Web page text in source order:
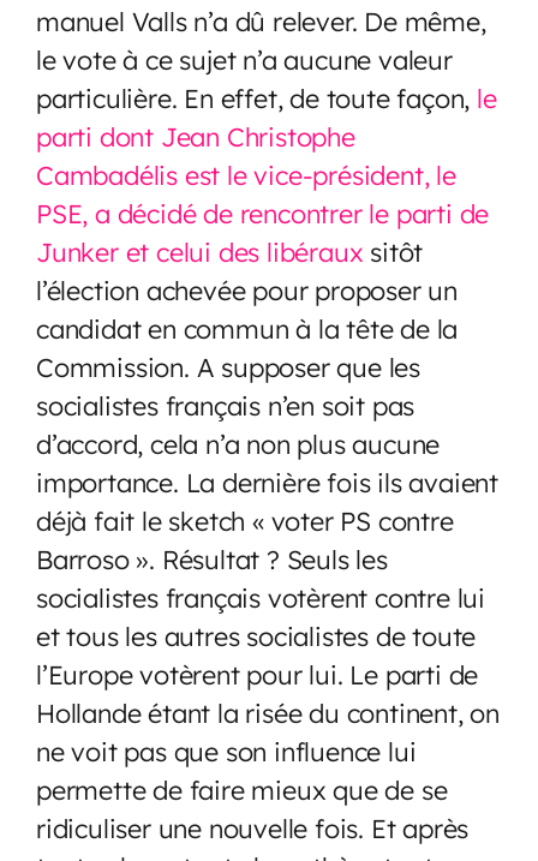
manuel Valls n’a dû relever. De même,
le vote à ce sujet n’a aucune valeur
particulière. En effet, de toute façon, le
parti dont Jean Christophe
Cambadélis est le vice-président, le
PSE, a décidé de rencontrer le parti de
Junker et celui des libéraux sitôt
l’élection achevée pour proposer un
candidat en commun à la tête de la
Commission. A supposer que les
socialistes français n’en soit pas
d’accord, cela n’a non plus aucune
importance. La dernière fois ils avaient
déjà fait le sketch « voter PS contre
Barroso ». Résultat ? Seuls les
socialistes français votèrent contre lui
et tous les autres socialistes de toute
l’Europe votèrent pour lui. Le parti de
Hollande étant la risée du continent, on
ne voit pas que son influence lui
permette de faire mieux que de se
ridiculiser une nouvelle fois. Et après